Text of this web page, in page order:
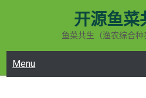
开源鱼菜
鱼菜共生（渔农综合
Menu